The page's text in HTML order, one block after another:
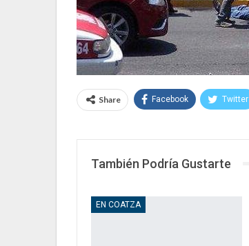
Share Facebook Twitter
También Podría Gustarte
EN COATZA